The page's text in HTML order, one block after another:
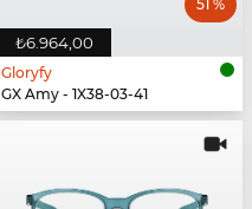
₺6.964,00
51 %
Gloryfy
GX Amy - 1X38-03-41